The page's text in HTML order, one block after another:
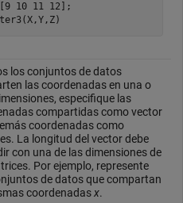
10 11 12];
los conjuntos de datos
las coordenadas en una o
especifique las
compartidas como vector
coordenadas como
La longitud del vector debe
con una de las dimensiones de
Por ejemplo, represente
de datos que compartan
coordenadasx.